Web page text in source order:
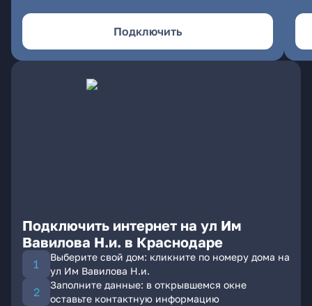
Подключить
Подключить интернет на ул Им
Вавилова Н.и. в Краснодаре
Выберите свой дом: кликните по номеру дома на
ул Им Вавилова Н.и.
Заполните данные: в открывшемся окне
оставьте контактную информацию